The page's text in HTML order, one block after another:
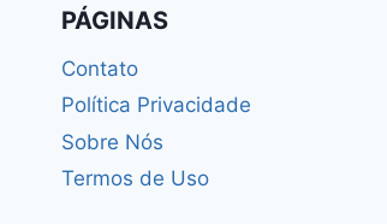
PÁGINAS
Contato
Política Privacidade
Sobre Nós
Termos de Uso